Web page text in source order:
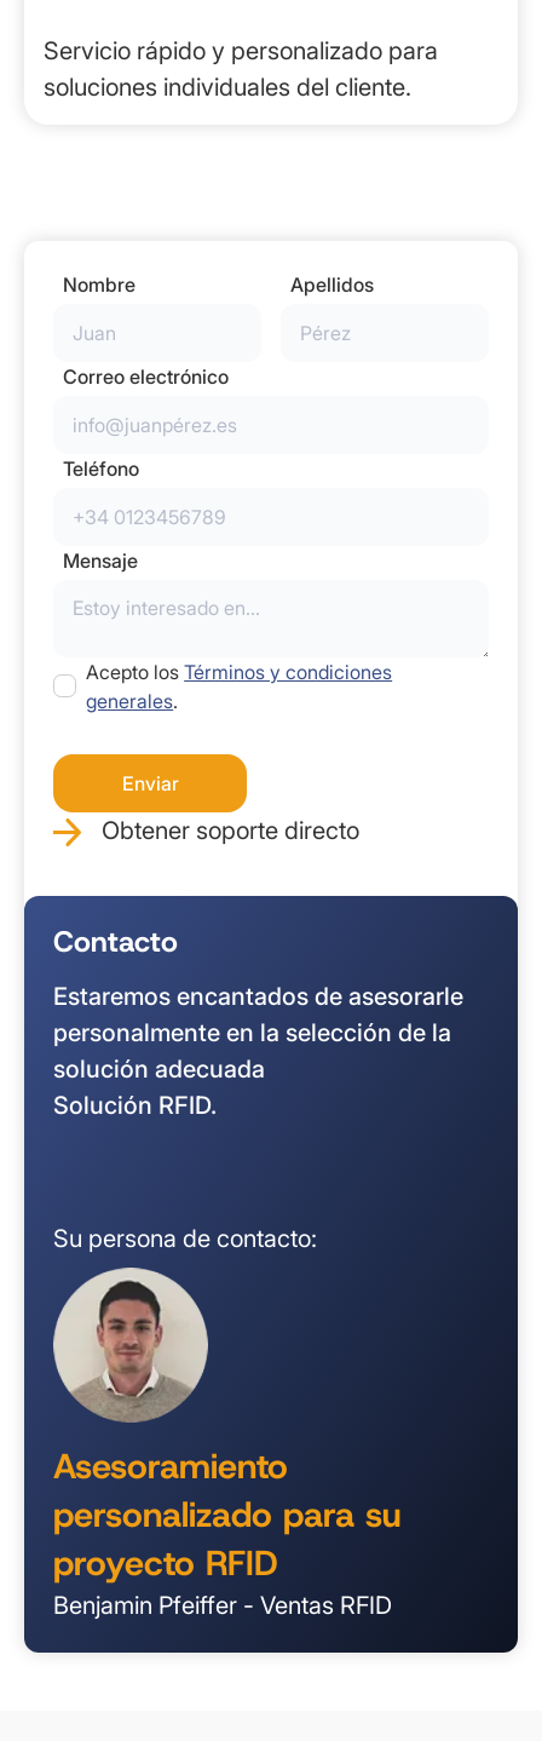
Servicio rápido y personalizado para
soluciones individuales del cliente.
Contacto
Estaremos encantados de asesorarle
personalmente en la selección de la
solución adecuada
Solución RFID.
Su persona de contacto:
Asesoramiento
personalizado para su
proyecto RFID
Benjamin Pfeiffer - Ventas RFID
Nombre Apellidos
Correo electrónico
Teléfono
Mensaje
Acepto losTérminos y condiciones
generales.
Obtener soporte directo